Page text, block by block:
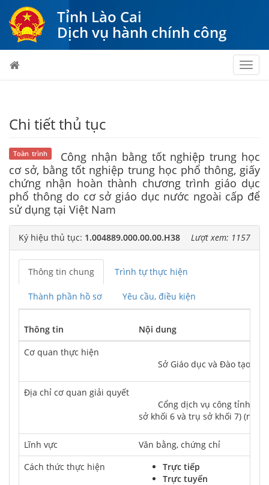
Tỉnh Lào Cai
Dịch vụ hành chính công
Chi tiết thủ tục
Toàn trình Công nhận bằng tốt nghiệp trung học
cơ sở, bằng tốt nghiệp trung học phổ thông, giấy
chứng nhận hoàn thành chương trình giáo dục
phổ thông do cơ sở giáo dục nước ngoài cấp để
sử dụng tại Việt Nam
Ký hiệu thủ tục: 1.004889.000.00.00.H38 Lượt xem: 1157
Thông tin chung Trình tự thực hiện
Thành phần hồ sơ Yêu cầu, điều kiện
Thông tin
Nội dung
Cơ quan thực hiện
	Sở Giáo dục và Đào tạo
Địa chỉ cơ quan giải quyết
sở khối 6 và trụ sở khối 7) (nếu
Lĩnh vực
Văn bằng, chứng chỉ
Cách thức thực hiện
Trực tiếp
Trực tuyến